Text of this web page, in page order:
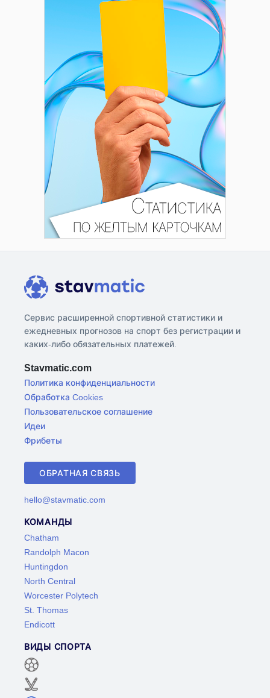
Сервис расширенной спортивной статистики и
ежедневных прогнозов на спорт без регистрации и
каких-либо обязательных платежей.
Stavmatic.com
Политика конфиденциальности
Обработка Cookies
Пользовательское соглашение
Идеи
Фрибеты
ОБРАТНАЯ СВЯЗЬ
hello@stavmatic.com
КОМАНДЫ
Chatham
Randolph Macon
Huntingdon
North Central
Worcester Polytech
St. Thomas
Endicott
ВИДЫ СПОРТА